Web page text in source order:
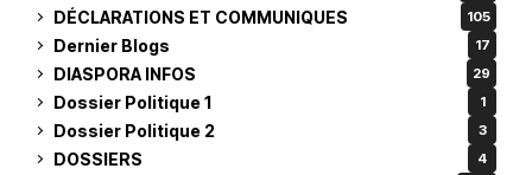
DÉCLARATIONS ET COMMUNIQUES 105
Dernier Blogs 17
DIASPORA INFOS 29
Dossier Politique 1 1
Dossier Politique 2 3
DOSSIERS 4